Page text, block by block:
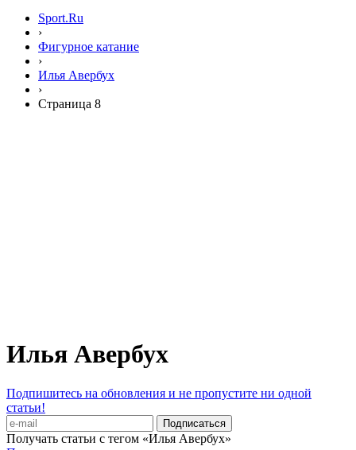
Sport.Ru
›
Фигурное катание
›
Илья Авербух
›
Страница 8
Илья Авербух
Подпишитесь на обновления и не пропустите ни одной
статьи!
Получать статьи с тегом «Илья Авербух»